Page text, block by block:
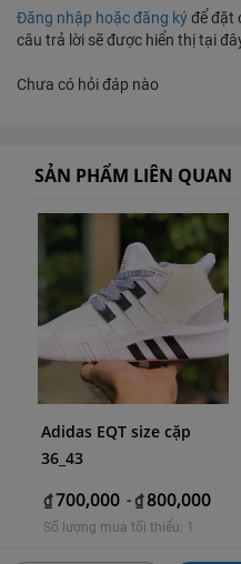
Đăng nhập hoặc đăng kýđể đặt
câu trả lời sẽ được hiển thị tại
Chưa có hỏi đáp nào
SẢN PHẨM LIÊN QUAN
Adidas EQT size cặp
36_43
₫700,000 -₫ 800,000
Số lượng mua tối thiểu: 1